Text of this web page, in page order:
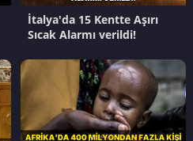
İtalya'da 15 Kentte Aşırı
Sıcak Alarmı verildi!